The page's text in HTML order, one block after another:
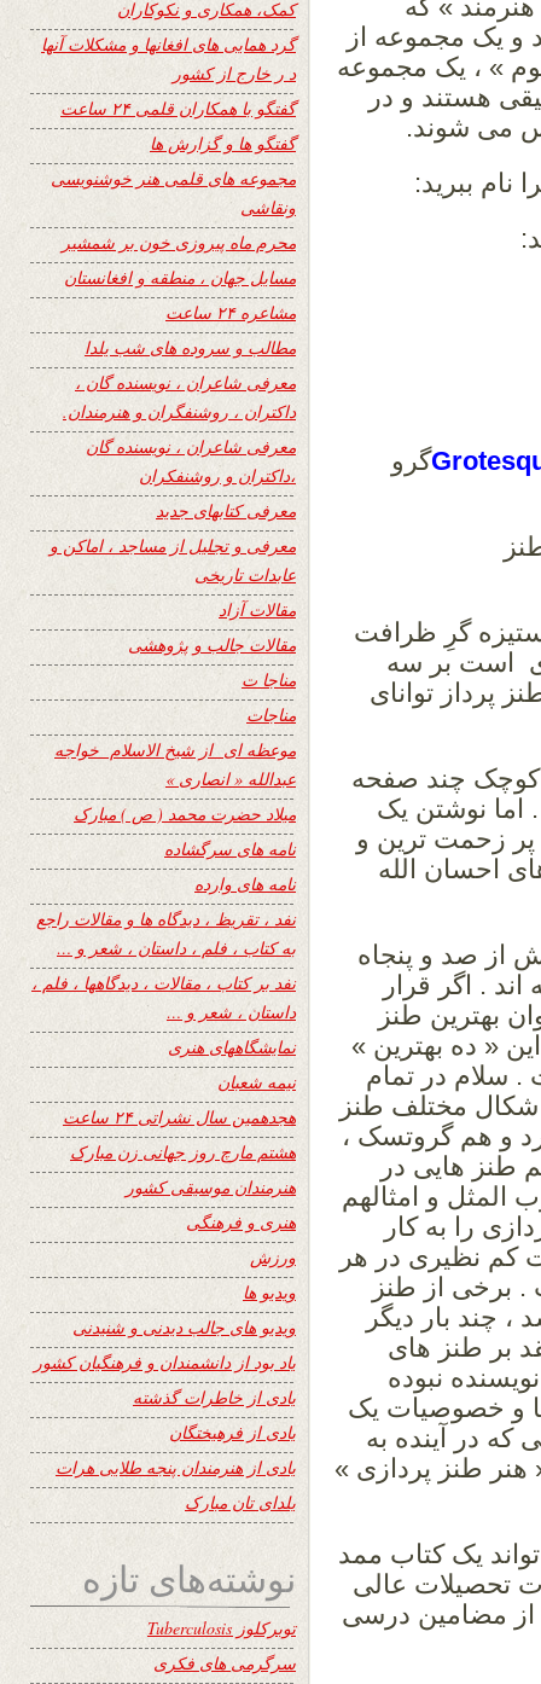
هنرمند » که
و یک مجموعه از
» ، یک مجموعه
هستند و در
می شوند.
نام ببرید:
گرو
گرِ ظرافت
است بر سه
پرداز توانای
کوچک چند صفحه
اما نوشتن یک
پر زحمت ترین و
احسان الله
از صد و پنجاه
. اگر قرار
بهترین طنز
« ده بهترین »
. سلام در تمام
اشکال مختلف طنز
و هم گروتسک ،
طنز هایی در
و امثالهم
را به کار
کم نظیری در هر
برخی از طنز
، چند بار دیگر
بر طنز های
نبوده
و خصوصیات یک
که در آینده به
طنز پردازی »
یک کتاب ممد
تحصیلات عالی
از مضامین درسی
کمک، همکاری و نکوکاران
گرد همایی های افغانها و مشکلات آنها
د ر خارج از کشور
گفتگو با همکاران قلمی ۲۴ ساعت
گفتگو ها و گزارش ها
مجموعه های قلمی هنر خوشنویسی
ونقاشی
محرم ماه پیروزی خون بر شمشیر
مسایل جهان ، منطقه و افغانستان
مشاعره ۲۴ ساعت
مطالب و سروده های شب یلدا
معرفی شاعران ، نویسنده گان ،
داکتران ، روشنفگران و هنرمندان.
معرفی شاعران ، نویسنده گان
،داکتران و روشنفکران
معرفی کتابهای جدید
معرفی و تجلیل از مساجد ، اماکن و
عابدات تاریخی
مقالات آزاد
مقالات جالب و پژوهشی
مناجا ت
مناجات
موعظه ای از شیخ الاسلام خواجه
عبدالله « انصاری »
میلاد حضرت محمد ( ص ) مبارک
نامه های سرگشاده
نامه های وارده
نفد ، تقریظ ، دیدگاه ها و مقالات راجع
به کتاب ، فلم ، داستان ، شعر و …
نفد بر کتاب ، مقالات ، دیدگاهها ، فلم ،
داستان ، شعر و …
نمایشگاههای هنری
نیمه شعبان
هجدهمین سال نشراتی ۲۴ ساعت
هشتم مارچ روز جهانی زن مبارک
هنرمندان موسیقی کشور
هنری و فرهنگی
ورزش
ویدیو ها
ویدیو های جالب دیدنی و شنیدنی
یاد بود از دانشمندان و فرهنگیان کشور
یادی از خاطرات گذشته
یادی از فرهیختگان
یادی از هنرمندان پنجه طلایی هرات
یلدای تان مبارک
نوشته‌های تازه
توبرکلوز Tuberculosis
سرگرمی های فکری